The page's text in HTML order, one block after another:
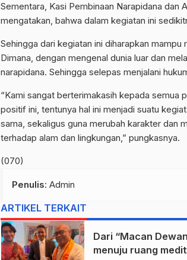
Sementara, Kasi Pembinaan Narapidana dan
mengatakan, bahwa dalam kegiatan ini
Sehingga dari kegiatan ini diharapkan
Dimana, dengan mengenal dunia luar dan
narapidana. Sehingga selepas menjalani
“Kami sangat berterimakasih kepada semua
positif ini, tentunya hal ini menjadi suatu
sama, sekaligus guna merubah karakter dan
terhadap alam dan lingkungan,” pungkasnya.
(070)
Penulis: Admin
ARTIKEL TERKAIT
Dari “Macan
menuju ruang